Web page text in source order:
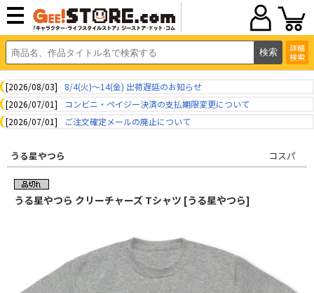
詳細
検索
[2026/08/03]
8/4(火)～14(金) 出荷遅延のお知らせ
[2026/07/01]
コンビニ・ペイジー決済の支払期限変更について
[2026/07/01]
ご注文確定メールの廃止について
うる星やつら コスパ
うる星やつら クリーチャーズ Tシャツ [うる星やつら]